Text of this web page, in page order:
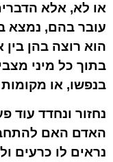
או לא, אלא
עובר בהם, נמצא
הוא רוצה בהן
בתוך כל מיני
בנפשו, או
נחזור ונחדד
האדם האם
נראים לו כרעים